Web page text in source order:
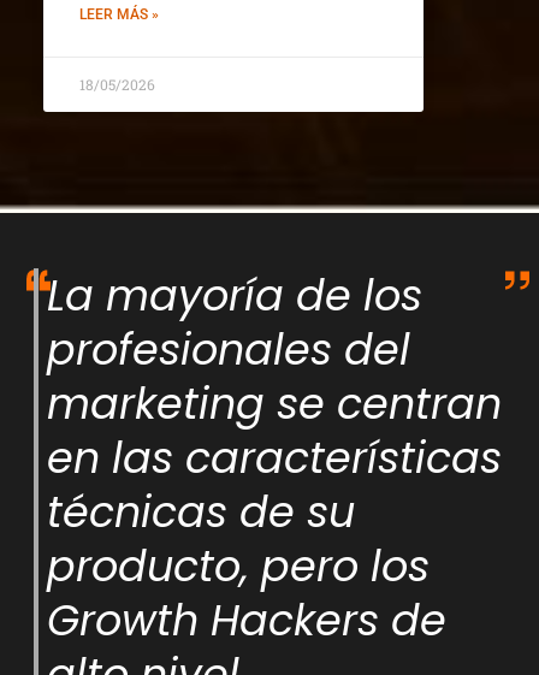
LEER MÁS »
18/05/2026
La mayoría de los
profesionales del
marketing se centran
en las características
técnicas de su
producto, pero los
Growth Hackers de